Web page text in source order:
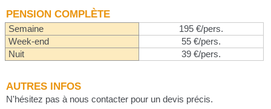
PENSION COMPLÈTE
Semaine
195 €/pers.
Week-end
55 €/pers.
Nuit
39 €/pers.
AUTRES INFOS
N'hésitez pas à nous contacter pour un devis précis.